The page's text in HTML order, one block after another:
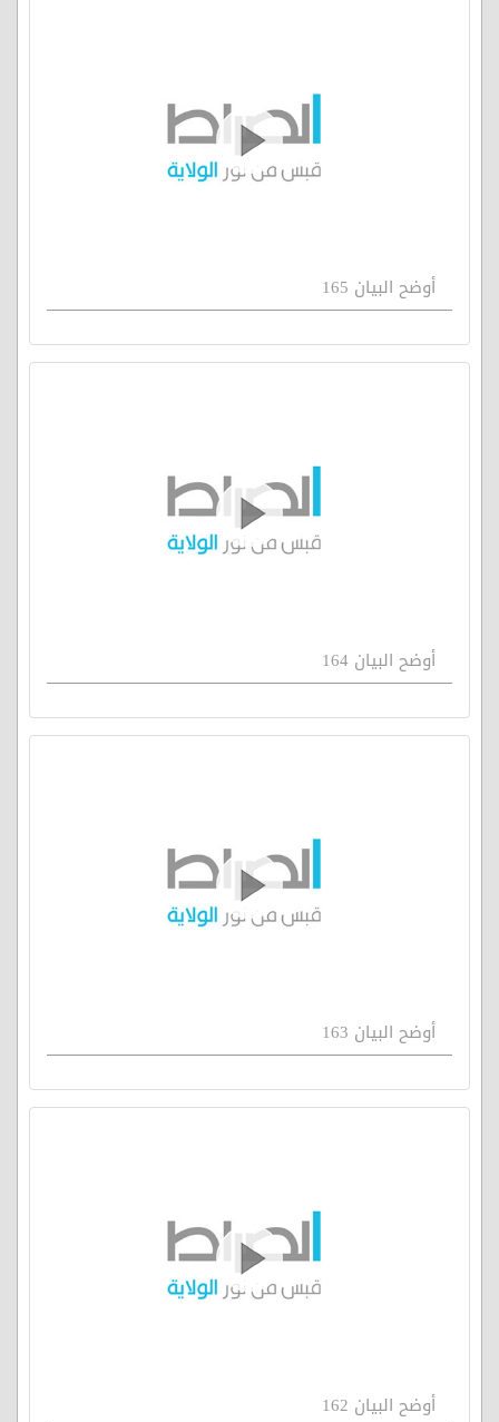
أوضح البيان 165
أوضح البيان 164
أوضح البيان 163
أوضح البيان 162